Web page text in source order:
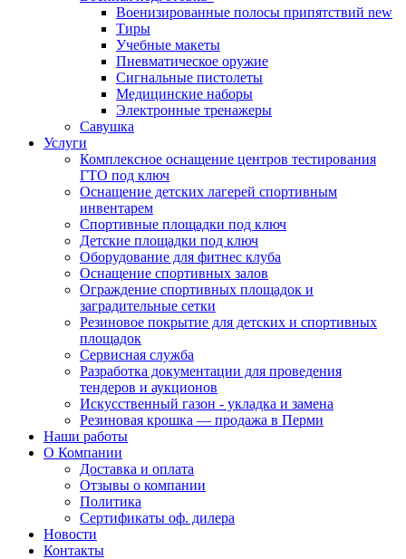
Военизированные полосы припятствий new
Тиры
Учебные макеты
Пневматическое оружие
Сигнальные пистолеты
Медицинские наборы
Электронные тренажеры
Савушка
Услуги
Комплексное оснащение центров тестирования
ГТО под ключ
Оснащение детских лагерей спортивным
инвентарем
Спортивные площадки под ключ
Детские площадки под ключ
Оборудование для фитнес клуба
Оснащение спортивных залов
Ограждение спортивных площадок и
заградительные сетки
Резиновое покрытие для детских и спортивных
площадок
Сервисная служба
Разработка документации для проведения
тендеров и аукционов
Искусственный газон - укладка и замена
Резиновая крошка — продажа в Перми
Наши работы
О Компании
Доставка и оплата
Отзывы о компании
Политика
Сертификаты оф. дилера
Новости
Контакты